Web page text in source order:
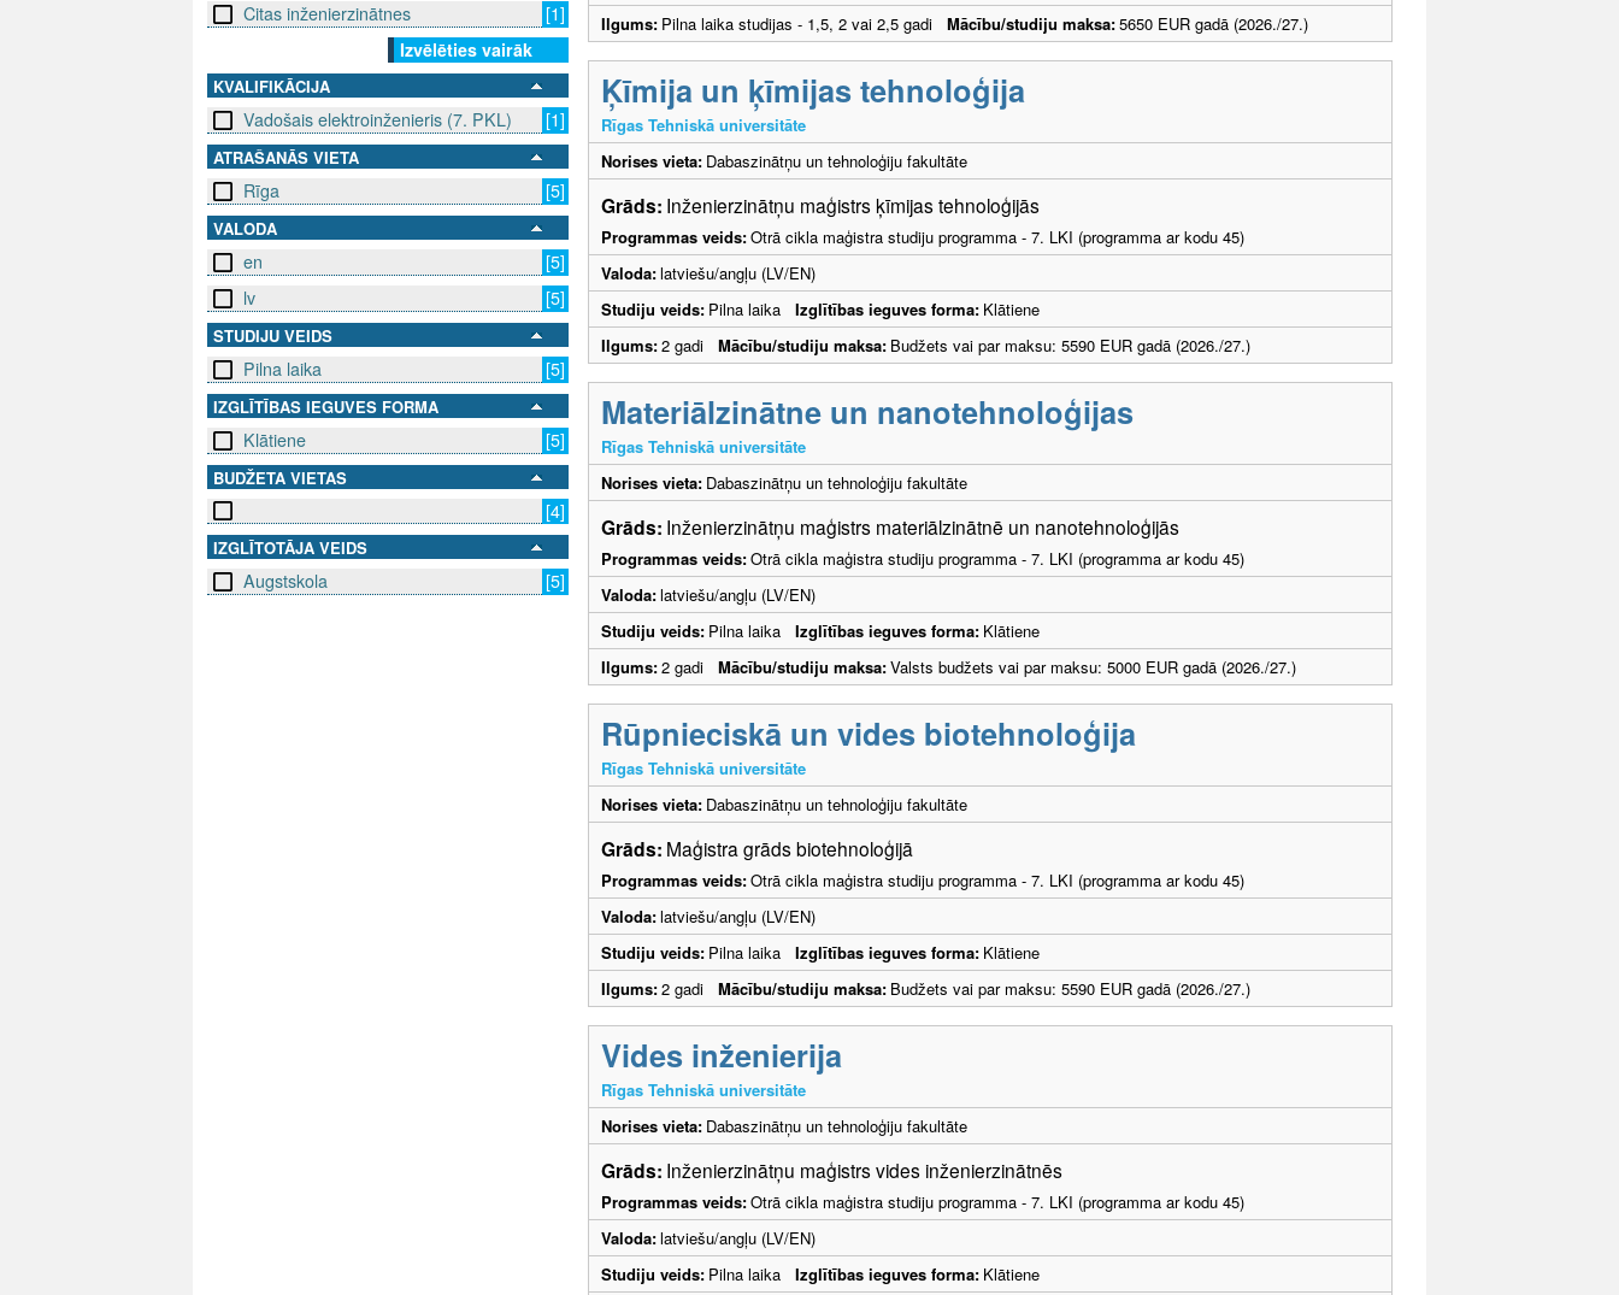
Citas inženierzinātnes
[1]
Izvēlēties vairāk
KVALIFIKĀCIJA
Vadošais elektroinženieris (7. PKL) [1]
ATRAŠANĀS VIETA
Rīga [5]
VALODA
en
[5]
lv
[5]
STUDIJU VEIDS
Pilna laika [5]
IZGLĪTĪBAS IEGUVES FORMA
Klātiene [5]
BUDŽETA VIETAS
[4]
IZGLĪTOTĀJA VEIDS
Augstskola [5]
Ilgums: Pilna laika studijas - 1,5, 2 vai 2,5 gadi Mācību/studiju maksa:5650 EUR gadā (2026./27.)
Ķīmija un ķīmijas tehnoloģija
Rīgas Tehniskā universitāte
Norises vieta: Dabaszinātņu un tehnoloģiju fakultāte
Grāds: Inženierzinātņu maģistrs ķīmijas tehnoloģijās
Programmas veids:Otrā cikla maģistra studiju programma - 7. LKI (programma ar kodu 45)
Valoda:latviešu/angļu (LV/EN)
Studiju veids: Pilna laika Izglītības ieguves forma: Klātiene
Ilgums:2 gadi Mācību/studiju maksa: Budžets vai par maksu: 5590 EUR gadā (2026./27.)
Materiālzinātne un nanotehnoloģijas
Rīgas Tehniskā universitāte
Norises vieta: Dabaszinātņu un tehnoloģiju fakultāte
Grāds: Inženierzinātņu maģistrs materiālzinātnē un nanotehnoloģijās
Programmas veids:Otrā cikla maģistra studiju programma - 7. LKI (programma ar kodu 45)
Valoda:latviešu/angļu (LV/EN)
Studiju veids: Pilna laika Izglītības ieguves forma: Klātiene
Ilgums:2 gadi Mācību/studiju maksa:Valsts budžets vai par maksu: 5000 EUR gadā (2026./27.)
Rūpnieciskā un vides biotehnoloģija
Rīgas Tehniskā universitāte
Norises vieta: Dabaszinātņu un tehnoloģiju fakultāte
Grāds: Maģistra grāds biotehnoloģijā
Programmas veids:Otrā cikla maģistra studiju programma - 7. LKI (programma ar kodu 45)
Valoda:latviešu/angļu (LV/EN)
Studiju veids: Pilna laika Izglītības ieguves forma: Klātiene
Ilgums:2 gadi Mācību/studiju maksa: Budžets vai par maksu: 5590 EUR gadā (2026./27.)
Vides inženierija
Rīgas Tehniskā universitāte
Norises vieta: Dabaszinātņu un tehnoloģiju fakultāte
Grāds: Inženierzinātņu maģistrs vides inženierzinātnēs
Programmas veids:Otrā cikla maģistra studiju programma - 7. LKI (programma ar kodu 45)
Valoda:latviešu/angļu (LV/EN)
Studiju veids: Pilna laika Izglītības ieguves forma: Klātiene